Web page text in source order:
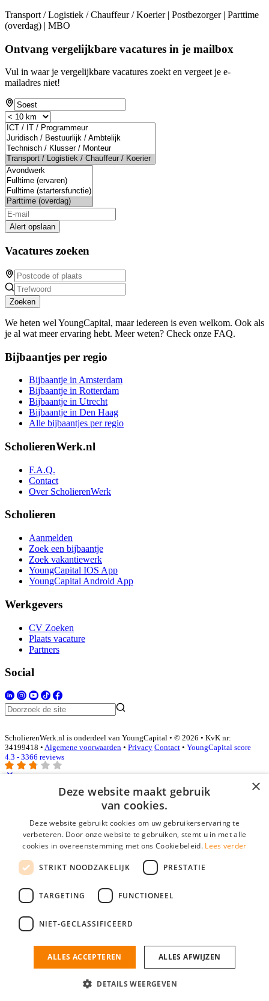
Transport / Logistiek / Chauffeur / Koerier | Postbezorger | Parttime
(overdag) | MBO
Ontvang vergelijkbare vacatures in je mailbox
Vul in waar je vergelijkbare vacatures zoekt en vergeet je e-
mailadres niet!
Alert opslaan
Vacatures zoeken
Zoeken
We heten wel YoungCapital, maar iedereen is even welkom. Ook als
je al wat meer ervaring hebt. Meer weten? Check onze FAQ.
Bijbaantjes per regio
Bijbaantje in Amsterdam
Bijbaantje in Rotterdam
Bijbaantje in Utrecht
Bijbaantje in Den Haag
Alle bijbaantjes per regio
ScholierenWerk.nl
F.A.Q.
Contact
Over ScholierenWerk
Scholieren
Aanmelden
Zoek een bijbaantje
Zoek vakantiewerk
YoungCapital IOS App
YoungCapital Android App
Werkgevers
CV Zoeken
Plaats vacature
Partners
Social
ScholierenWerk.nl is onderdeel van YoungCapital • © 2026 • KvK nr:
34199418 • Algemene voorwaarden • Privacy Contact • YoungCapital score
4.3 - 3366 reviews
Inloggen als bedrijf
E-mail*
Wachtwoord
login gegevens onthouden
login
Bedrijf aanmelden
nieuwe collega/werknemer zo gevonden!
×
Deze website maakt gebruik
van cookies.
Deze website gebruikt cookies om uw gebruikerservaring te
verbeteren. Door onze website te gebruiken, stemt u in met alle
cookies in overeenstemming met ons Cookiebeleid. Lees verder
STRIKT NOODZAKELIJK PRESTATIE
TARGETING FUNCTIONEEL
NIET-GECLASSIFICEERD
ALLES ACCEPTEREN ALLES AFWIJZEN
DETAILS WEERGEVEN